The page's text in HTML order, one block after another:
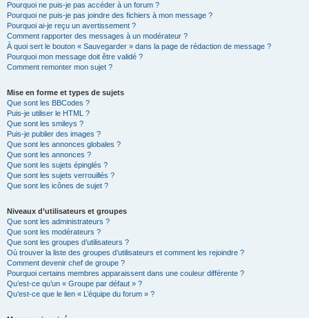
Pourquoi ne puis-je pas accéder à un forum ?
Pourquoi ne puis-je pas joindre des fichiers à mon message ?
Pourquoi ai-je reçu un avertissement ?
Comment rapporter des messages à un modérateur ?
À quoi sert le bouton « Sauvegarder » dans la page de rédaction de message ?
Pourquoi mon message doit être validé ?
Comment remonter mon sujet ?
Mise en forme et types de sujets
Que sont les BBCodes ?
Puis-je utiliser le HTML ?
Que sont les smileys ?
Puis-je publier des images ?
Que sont les annonces globales ?
Que sont les annonces ?
Que sont les sujets épinglés ?
Que sont les sujets verrouillés ?
Que sont les icônes de sujet ?
Niveaux d’utilisateurs et groupes
Que sont les administrateurs ?
Que sont les modérateurs ?
Que sont les groupes d’utilisateurs ?
Où trouver la liste des groupes d’utilisateurs et comment les rejoindre ?
Comment devenir chef de groupe ?
Pourquoi certains membres apparaissent dans une couleur différente ?
Qu’est-ce qu’un « Groupe par défaut » ?
Qu’est-ce que le lien « L’équipe du forum » ?